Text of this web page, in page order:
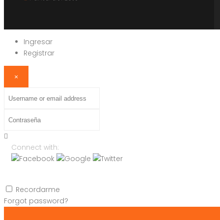
Ingresar
Registrar
×
or
email
Connect with:
Recordarme
Forgot password?